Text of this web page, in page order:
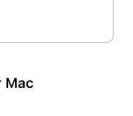
Mac